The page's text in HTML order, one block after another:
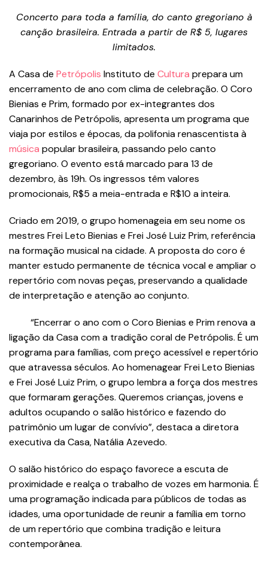
Concerto para toda a família, do canto gregoriano à
canção brasileira. Entrada a partir de R$ 5, lugares
limitados.
A Casa de Petrópolis Instituto de Cultura prepara um
encerramento de ano com clima de celebração. O Coro
Bienias e Prim, formado por ex-integrantes dos
Canarinhos de Petrópolis, apresenta um programa que
viaja por estilos e épocas, da polifonia renascentista à
música popular brasileira, passando pelo canto
gregoriano. O evento está marcado para 13 de
dezembro, às 19h. Os ingressos têm valores
promocionais, R$5 a meia-entrada e R$10 a inteira.
Criado em 2019, o grupo homenageia em seu nome os
mestres Frei Leto Bienias e Frei José Luiz Prim, referência
na formação musical na cidade. A proposta do coro é
manter estudo permanente de técnica vocal e ampliar o
repertório com novas peças, preservando a qualidade
de interpretação e atenção ao conjunto.
“Encerrar o ano com o Coro Bienias e Prim renova a
ligação da Casa com a tradição coral de Petrópolis. É um
programa para famílias, com preço acessível e repertório
que atravessa séculos. Ao homenagear Frei Leto Bienias
e Frei José Luiz Prim, o grupo lembra a força dos mestres
que formaram gerações. Queremos crianças, jovens e
adultos ocupando o salão histórico e fazendo do
patrimônio um lugar de convívio”, destaca a diretora
executiva da Casa, Natália Azevedo.
O salão histórico do espaço favorece a escuta de
proximidade e realça o trabalho de vozes em harmonia. É
uma programação indicada para públicos de todas as
idades, uma oportunidade de reunir a família em torno
de um repertório que combina tradição e leitura
contemporânea.